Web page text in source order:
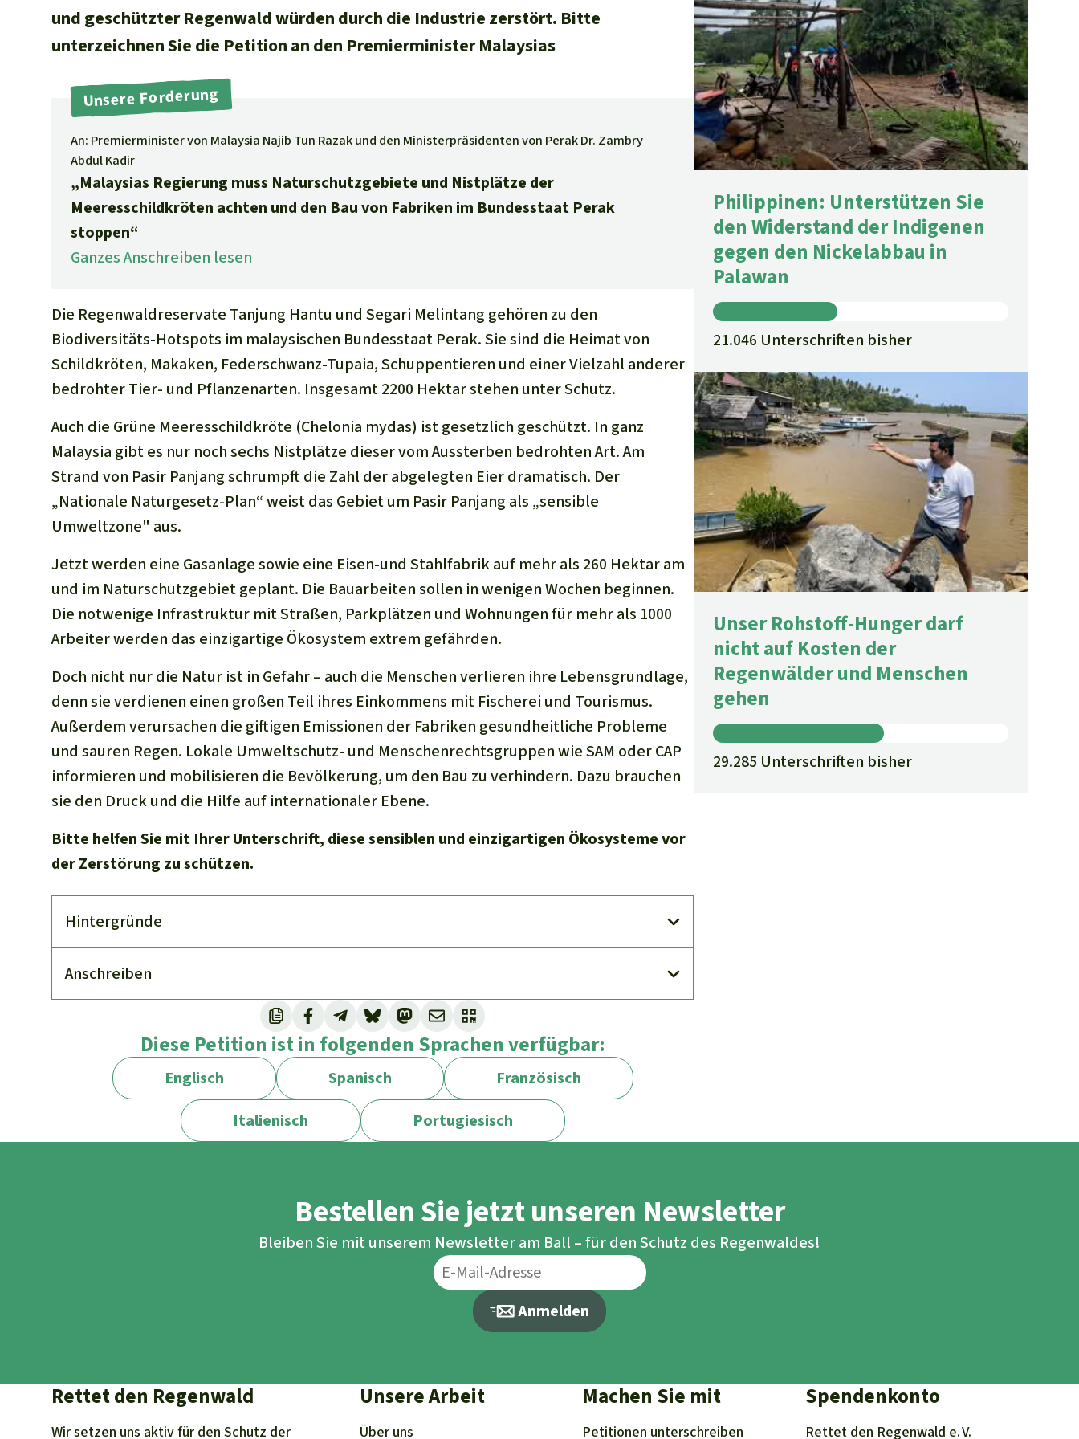
und geschützter Regenwald würden durch die Industrie zerstört. Bitte
unterzeichnen Sie die Petition an den Premierminister Malaysias
Unsere Forderung
An: Premierminister von Malaysia Najib Tun Razak und den Ministerpräsidenten von Perak Dr. Zambry
Abdul Kadir
„Malaysias Regierung muss Naturschutzgebiete und Nistplätze der
Meeresschildkröten achten und den Bau von Fabriken im Bundesstaat Perak
stoppen“
Ganzes Anschreiben lesen
Die Regenwaldreservate Tanjung Hantu und Segari Melintang gehören zu den
Biodiversitäts-Hotspots im malaysischen Bundesstaat Perak. Sie sind die Heimat von
Schildkröten, Makaken, Federschwanz-Tupaia, Schuppentieren und einer Vielzahl anderer
bedrohter Tier- und Pflanzenarten. Insgesamt 2200 Hektar stehen unter Schutz.
Auch die Grüne Meeresschildkröte (Chelonia mydas) ist gesetzlich geschützt. In ganz
Malaysia gibt es nur noch sechs Nistplätze dieser vom Aussterben bedrohten Art. Am
Strand von Pasir Panjang schrumpft die Zahl der abgelegten Eier dramatisch. Der
„Nationale Naturgesetz-Plan“ weist das Gebiet um Pasir Panjang als „sensible
Umweltzone" aus.
Jetzt werden eine Gasanlage sowie eine Eisen-und Stahlfabrik auf mehr als 260 Hektar am
und im Naturschutzgebiet geplant. Die Bauarbeiten sollen in wenigen Wochen beginnen.
Die notwenige Infrastruktur mit Straßen, Parkplätzen und Wohnungen für mehr als 1000
Arbeiter werden das einzigartige Ökosystem extrem gefährden.
Doch nicht nur die Natur ist in Gefahr – auch die Menschen verlieren ihre Lebensgrundlage,
denn sie verdienen einen großen Teil ihres Einkommens mit Fischerei und Tourismus.
Außerdem verursachen die giftigen Emissionen der Fabriken gesundheitliche Probleme
und sauren Regen. Lokale Umweltschutz- und Menschenrechtsgruppen wie SAM oder CAP
informieren und mobilisieren die Bevölkerung, um den Bau zu verhindern. Dazu brauchen
sie den Druck und die Hilfe auf internationaler Ebene.
Bitte helfen Sie mit Ihrer Unterschrift, diese sensiblen und einzigartigen Ökosysteme vor
der Zerstörung zu schützen.
Hinter­gründe
An­schreiben
Diese Petition ist in folgenden Sprachen verfügbar:
Englisch Spanisch
Französisch
Italienisch
Portugiesisch
Philippinen: Unterstützen Sie
den Widerstand der Indigenen
gegen den Nickelabbau in
Palawan
21.046 Unterschriften bisher
Unser Rohstoff-Hunger darf
nicht auf Kosten der
Regenwälder und Menschen
gehen
29.285 Unterschriften bisher
Bestellen Sie jetzt unseren Newsletter
Bleiben Sie mit unserem Newsletter am Ball – für den Schutz des Regenwaldes!
Anmelden
Rettet den Regenwald
Wir setzen uns aktiv für den Schutz der
Unsere Arbeit
Über uns
Machen Sie mit
Petitionen unterschreiben
Spendenkonto
Rettet den Regenwald e. V.